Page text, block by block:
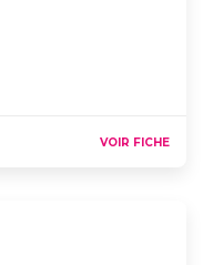
VOIR FICHE